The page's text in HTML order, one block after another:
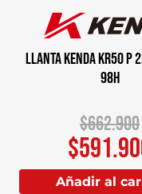
Llanta KENDA KR50 P
98H
$662.900
$
Añadir al